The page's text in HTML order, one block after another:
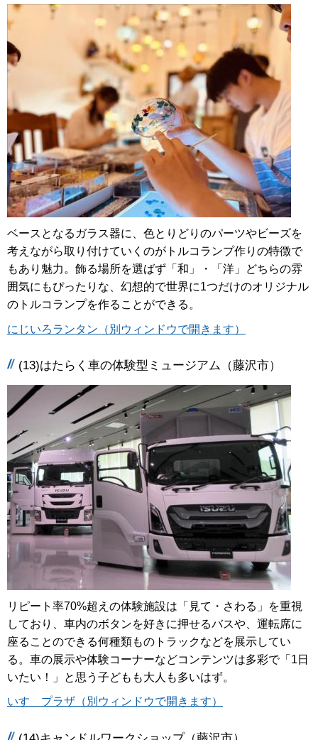
ベースとなるガラス器に、色とりどりのパーツやビーズを
考えながら取り付けていくのがトルコランプ作りの特徴で
もあり魅力。飾る場所を選ばず「和」・「洋」どちらの雰
囲気にもぴったりな、幻想的で世界に1つだけのオリジナル
のトルコランプを作ることができる。
にじいろランタン（別ウィンドウで開きます）
(13)はたらく車の体験型ミュージアム（藤沢市）
リピート率70%超えの体験施設は「見て・さわる」を重視
しており、車内のボタンを好きに押せるバスや、運転席に
座ることのできる何種類ものトラックなどを展示してい
る。車の展示や体験コーナーなどコンテンツは多彩で「1日
いたい！」と思う子どもも大人も多いはず。
いすゞプラザ（別ウィンドウで開きます）